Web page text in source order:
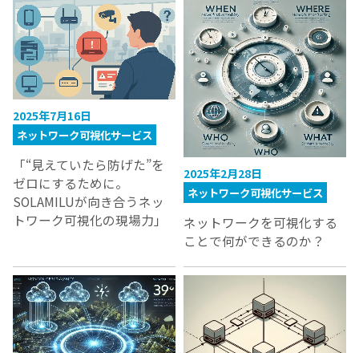
2025年7月16日
ネットワーク可視化サービス
「“見えていたら防げた”を
ゼロにするために。
SOLAMILUが向き合うネッ
トワーク可視化の現場力」
2025年2月28日
ネットワーク可視化サービス
ネットワークを可視化する
ことで何ができるのか？